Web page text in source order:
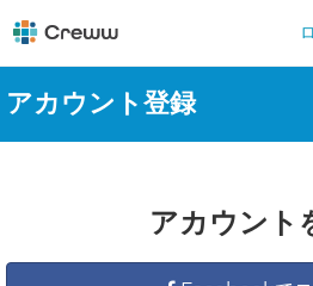
アカウント登録
アカウント